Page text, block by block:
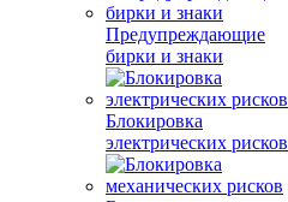
Предупреждающие
бирки и знаки
Блокировка
электрических рисков